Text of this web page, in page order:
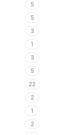
5
5
3
1
3
5
22
2
1
2